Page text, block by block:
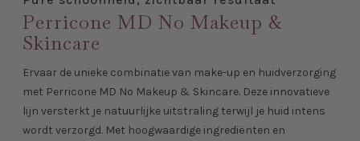
Perricone MD No Makeup &
Skincare
Ervaar de unieke combinatie van make-up en huidverzorging
met Perricone MD No Makeup & Skincare. Deze innovatieve
lijn versterkt je natuurlijke uitstraling terwijl je huid intens
wordt verzorgd. Met hoogwaardige ingrediënten en